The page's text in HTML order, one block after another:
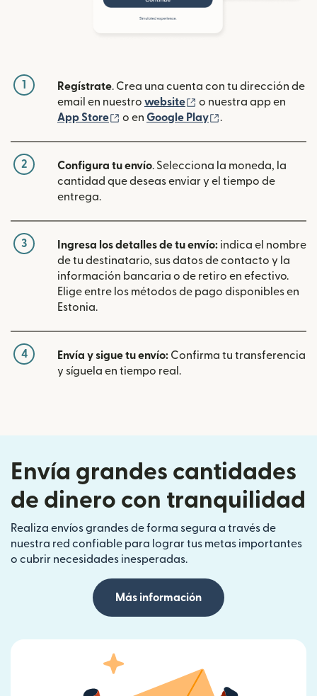
1 Regístrate. Crea una cuenta con tu dirección de
email en nuestro website (se abre en una
o nuestra app en
App Store
(se abre en una ventana nueva)
o en Google Play .
2 Configura tu envío. Selecciona la moneda, la
cantidad que deseas enviar y el tiempo de
entrega.
3 Ingresa los detalles de tu envío: indica el nombre
de tu destinatario, sus datos de contacto y la
información bancaria o de retiro en efectivo.
Elige entre los métodos de pago disponibles en
Estonia.
4 Envía y sigue tu envío: Confirma tu transferencia
y síguela en tiempo real.
Envía grandes cantidades
de dinero con tranquilidad
Realiza envíos grandes de forma segura a través de
nuestra red confiable para lograr tus metas importantes
o cubrir necesidades inesperadas.
Más información